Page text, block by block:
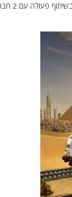
1000 ק"מ של פסי